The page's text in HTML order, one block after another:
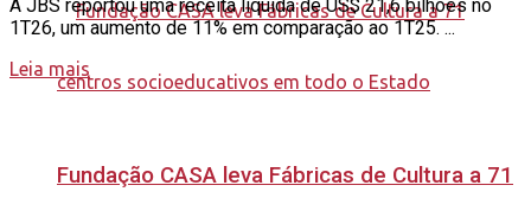
Fundação CASA leva Fábricas de Cultura a 71
A JBS reportou uma receita líquida de US$ 21,6 bilhões no
1T26, um aumento de 11% em comparação ao 1T25. ...
Leia mais